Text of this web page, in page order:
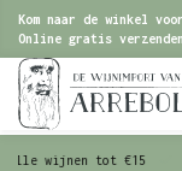
Kom naar de winkel
Online gratis
wijnen tot €15